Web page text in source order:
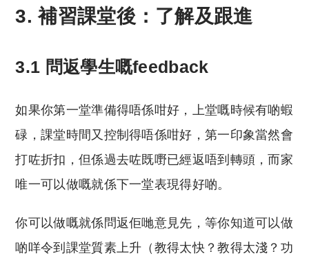
3. 補習課堂後：了解及跟進
3.1 問返學生嘅feedback
如果你第一堂準備得唔係咁好，上堂嘅時候有啲蝦
碌，課堂時間又控制得唔係咁好，第一印象當然會
打咗折扣，但係過去咗既嘢已經返唔到轉頭，而家
唯一可以做嘅就係下一堂表現得好啲。
你可以做嘅就係問返佢哋意見先，等你知道可以做
啲咩令到課堂質素上升（教得太快？教得太淺？功